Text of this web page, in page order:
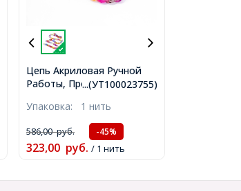
...(УТ100023755)
Цепь Акриловая Ручной
Работы, Прозрачная, Цвет:
23x16.7x4.7мм, 1м/нить,
(УТ100023755)
Упаковка: 1 нить
586,00руб. -45%
323,00 руб. / 1 нить